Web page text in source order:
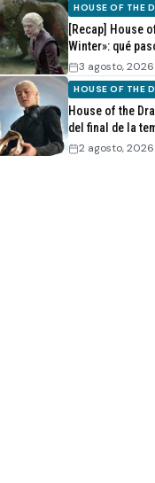
HOUSE OF THE
[Recap] House
Winter»: qué
3 agosto, 2026
HOUSE OF THE
House of the
del final de la
2 agosto, 2026